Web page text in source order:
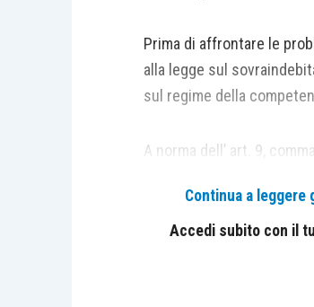
Prima di affrontare le
alla legge sul
sul regime della
A norma dell’ art. 9,
competenza funzionale
stabilito dalla legge non
Continua a leggere
Accedi subito con il